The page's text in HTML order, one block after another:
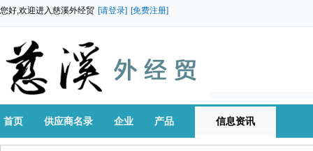
您好,欢迎进入慈溪外经贸 [请登录] [免费注册]
首页 供应商名录 企业 产品 信息资讯